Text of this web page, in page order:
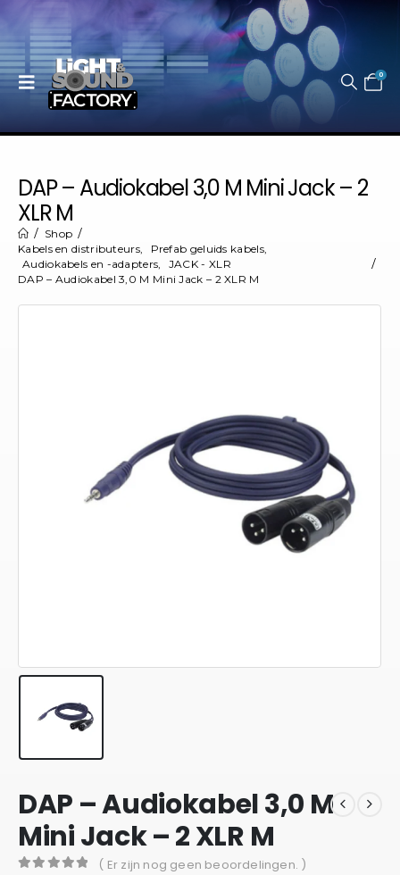
0
DAP – Audiokabel 3,0 M Mini Jack – 2
XLR M
Shop
Kabels en distributeurs, Prefab geluids kabels,
Audiokabels en -adapters,
JACK - XLR
DAP – Audiokabel 3,0 M Mini Jack – 2 XLR M
DAP – Audiokabel 3,0 M
Mini Jack – 2 XLR M
( Er zijn nog geen beoordelingen. )